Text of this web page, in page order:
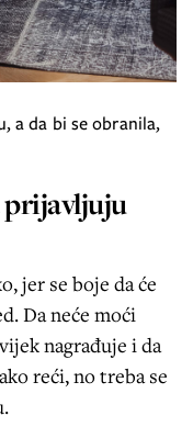
a da bi se obranila,
jer se boje da će
Da neće moći
nagrađuje i da
reći, no treba se